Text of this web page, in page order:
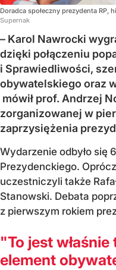
Doradca społeczny prezydenta RP,
Supernak
– Karol Nawrocki
dzięki połączeniu
i Sprawiedliwości,
obywatelskiego oraz
mówił prof. Andrzej
zorganizowanej w
zaprzysiężenia
Wydarzenie odbyło się
Prezydenckiego.
uczestniczyli także
Stanowski. Debata
z pierwszym rokiem
"To jest
element